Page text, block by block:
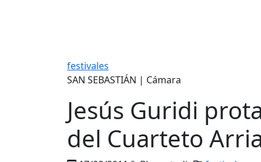
festivales
SAN SEBASTIÁN | Cámara
Jesús Guridi
del Cuarteto